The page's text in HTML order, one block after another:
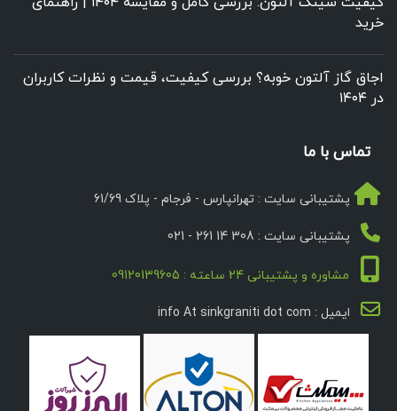
خرید
اجاق گاز آلتون خوبه؟ بررسی کیفیت، قیمت و نظرات کاربران
در ۱۴۰۴
تماس با ما
پشتیبانی سایت : تهرانپارس - فرجام - پلاک 61/69
پشتیبانی سایت : 308 14 261 - 021
مشاوره و پشتیبانی 24 ساعته : 09120139605
ایمیل : info At sinkgraniti dot com